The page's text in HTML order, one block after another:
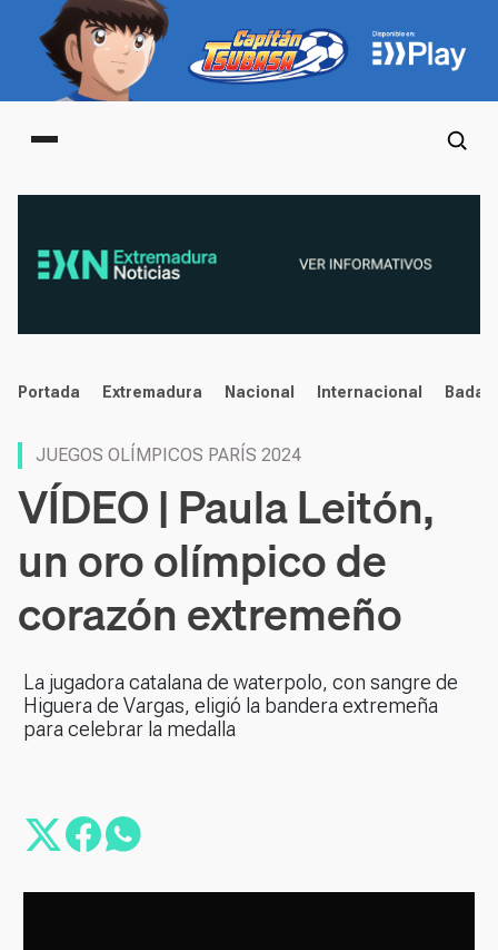
Main menu
noticias
Portada Extremadura Nacional Internacional
JUEGOS OLÍMPICOS PARÍS 2024
VÍDEO | Paula Leitón,
un oro olímpico de
corazón extremeño
La jugadora catalana de waterpolo, con sangre de
Higuera de Vargas, eligió la bandera extremeña
para celebrar la medalla